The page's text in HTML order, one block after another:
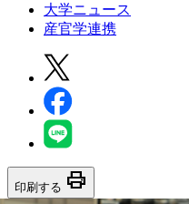
大学ニュース
産官学連携
印刷する print